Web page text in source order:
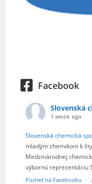
Facebook
Slovenská
1 week ago
Slovenská chemická
mladým chemikom k
Medzinárodnej
výbornú reprezentáciu
Pozrieť na Facebooku
·